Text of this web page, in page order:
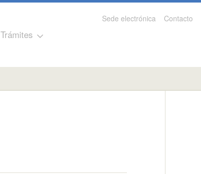
Sede electrónica Contacto
Trámites